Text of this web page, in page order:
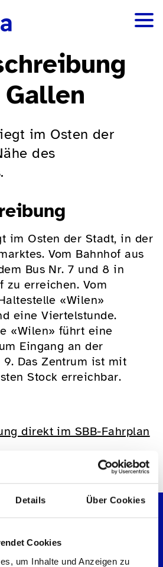
Details Über Cookies
Cookies
um Inhalte und Anzeigen zu
im Osten der
des
im Osten der Stadt, in der
Vom Bahnhof aus
Bus Nr. 7 und 8 in
zu erreichen. Vom
«Wilen»
eine Viertelstunde.
«Wilen» führt eine
Eingang an der
9. Das Zentrum ist mit
Stock erreichbar.
direkt im SBB-Fahrplan